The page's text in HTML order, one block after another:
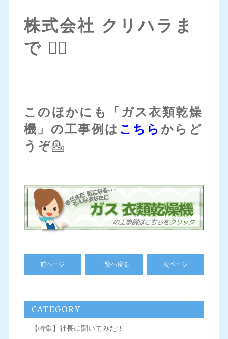
株式会社 クリハラま
で 💁‍♀️
このほかにも「ガス衣類乾燥
機」の工事例は こちら からど
うぞ💁
前ページ 一覧へ戻る 次ページ
CATEGORY
【特集】社長に聞いてみた!!